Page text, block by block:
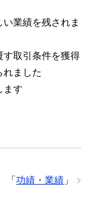
業績を残されま
す取引条件を獲得
れました
ます
「 功績・業績 」